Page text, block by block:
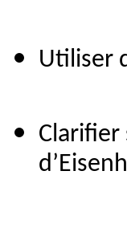
Utiliser
Clarifier